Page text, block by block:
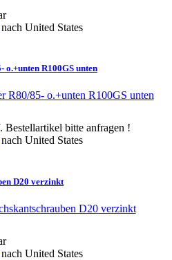
nach United States
R100GS unten
nach United States
D20 verzinkt
nach United States